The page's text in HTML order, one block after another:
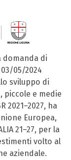
domanda di
05/2024
sviluppo di
piccole e medie
2021–2027, ha
Europea,
21–27, per la
volto al
aziendale.